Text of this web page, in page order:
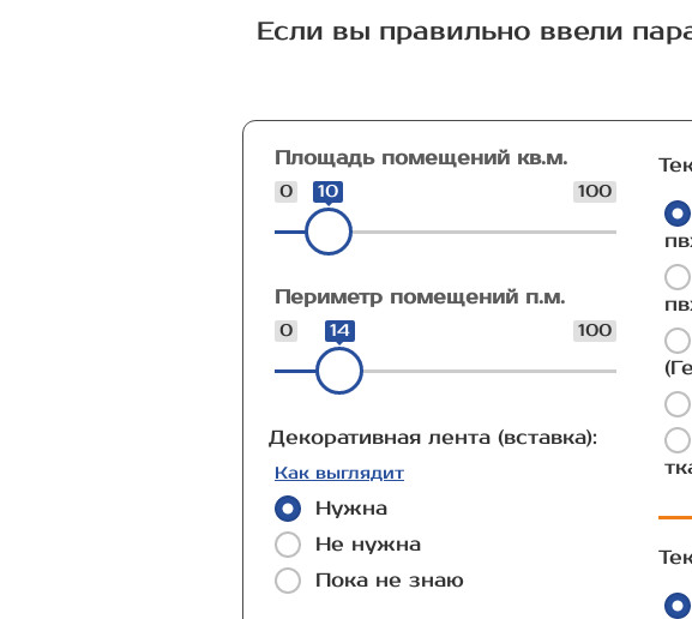
Если вы правильно ввели
Площадь помещений кв.м.
0 100
10
Периметр помещений п.м.
0 100
14
Декоративная лента (вставка):
Как выглядит
Нужна
Не нужна
Пока не знаю